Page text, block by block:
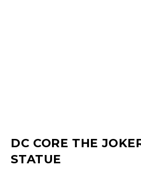
DC CORE THE
STATUE